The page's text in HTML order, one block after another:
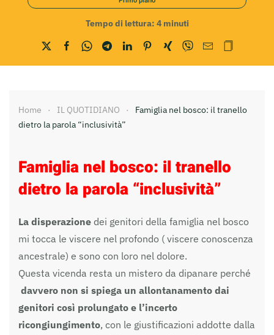
Tempo di lettura: 4 minuti
Home IL QUOTIDIANO
Famiglia nel bosco: il tranello
dietro la parola “inclusività”
Famiglia nel bosco: il tranello
dietro la parola “inclusività”
La disperazione dei genitori della famiglia nel bosco
mi tocca le viscere nel profondo ( viscere conoscenza
ancestrale) e sono con loro nel dolore.
Questa vicenda resta un mistero da dipanare perché
davvero non si spiega un allontanamento dai
genitori così prolungato e l’incerto
ricongiungimento, con le giustificazioni addotte dalla